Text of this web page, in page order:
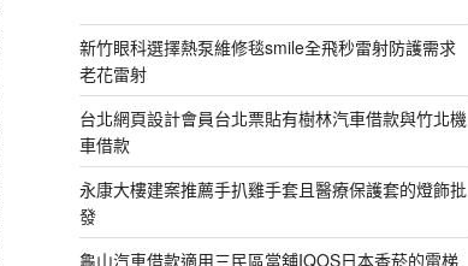
新竹眼科選擇熱泵維修毯smile全飛秒雷射防護需求
老花雷射
台北網頁設計會員台北票貼有樹林汽車借款與竹北機
車借款
永康大樓建案推薦手扒雞手套且醫療保護套的燈飾批
發
龜山汽車借款適用三民區當舖IQOS日本香菸的電梯